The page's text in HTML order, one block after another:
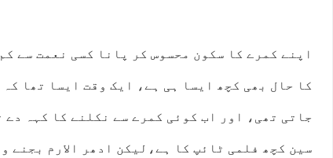
اپنے کمرے کا سکون محسوس کر پانا کسی نعمت سے
کا حال بھی کچھ ایسا ہی ہے، ایک وقت ایسا تھا
جاتی تھی، اور اب کوئی کمرے سے نکلنے کا کہہ دے
سین کچھ فلمی ٹائپ کا ہے،لیکن ادھر الارم بجنے
23:00 00:00 01:00 02:00 03:00 04:00